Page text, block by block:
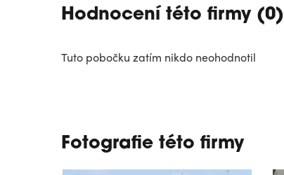
Hodnocení této firmy (0)
Tuto pobočku zatím nikdo neohodnotil
Fotografie této firmy